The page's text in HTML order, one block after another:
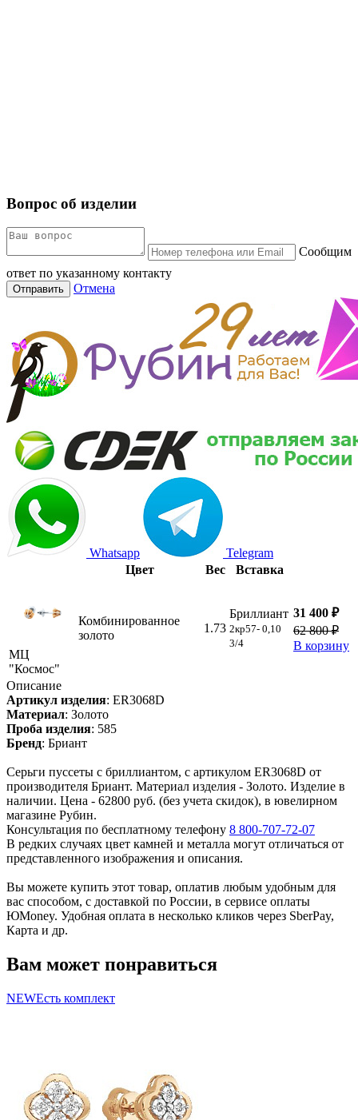
Вопрос об изделии
Сообщим
ответ по указанному контакту
Отправить Отмена
Whatsapp
Telegram
Цвет
Вес Вставка
МЦ
"Космос"
Комбинированное
золото
1.73
Бриллиант
2кр57- 0,10
3/4
31 400 ₽
62 800 ₽
В корзину
Описание
Артикул изделия: ER3068D
Материал: Золото
Проба изделия: 585
Бренд: Бриант
Серьги пуссеты с бриллиантом, с артикулом ER3068D от
производителя Бриант. Материал изделия - Золото. Изделие в
наличии. Цена - 62800 руб. (без учета скидок), в ювелирном
магазине Рубин.
Консультация по бесплатному телефону 8 800-707-72-07
В редких случаях цвет камней и металла могут отличаться от
представленного изображения и описания.
Вы можете купить этот товар, оплатив любым удобным для
вас способом, с доставкой по России, в сервисе оплаты
ЮMoney. Удобная оплата в несколько кликов через SberPay,
Карта и др.
Вам может понравиться
NEWЕсть комплект